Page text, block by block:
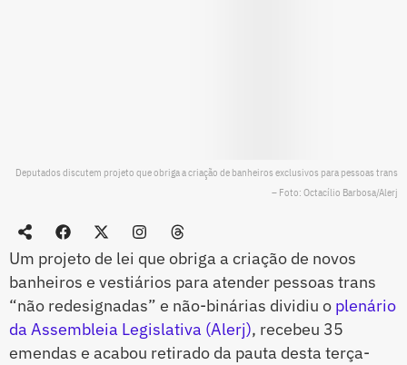
Deputados discutem projeto que obriga a criação de banheiros exclusivos para pessoas trans
– Foto: Octacílio Barbosa/Alerj
Um projeto de lei que obriga a criação de novos
banheiros e vestiários para atender pessoas trans
“não redesignadas” e não-binárias dividiu o plenário
da Assembleia Legislativa (Alerj), recebeu 35
emendas e acabou retirado da pauta desta terça-